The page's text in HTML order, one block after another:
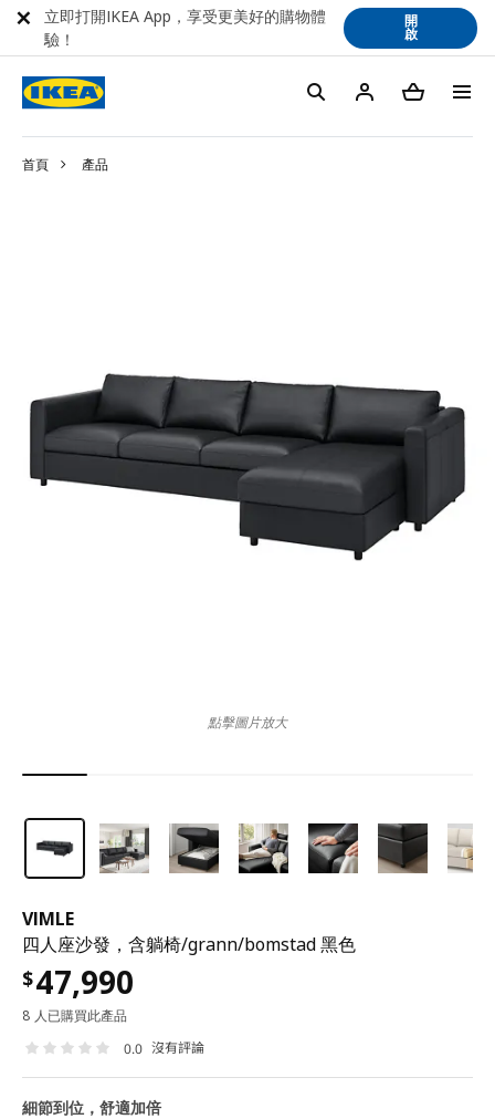
首頁 產品
VIMLE
四人座沙發，含躺椅/grann/bomstad 黑色
$47,990
8 人已購買此產品
0.0 沒有評論
細節到位，舒適加倍
點擊圖片放大
立即打開IKEA App，享受更美好的購物體
驗！
開
啟